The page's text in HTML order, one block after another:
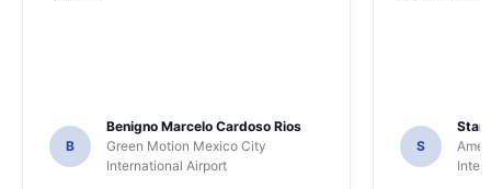
B
Benigno Marcelo Cardoso Rios
Green Motion Mexico City
International Airport
S